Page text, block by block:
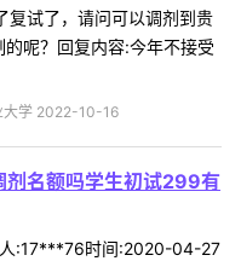
复试了，请问可以调剂到贵
呢？回复内容:今年不接受
大学 2022-10-16
名额吗学生初试299有
人:17***76时间:2020-04-27